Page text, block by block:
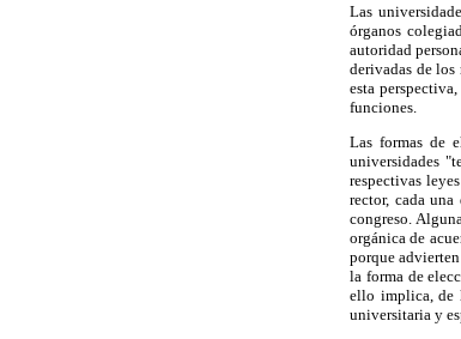
Las
órganos
autoridad
derivadas de
esta
funciones.
Las formas de
universidades
respectivas
rector, cada
congreso.
orgánica de
porque
la forma de
ello implica, de
universitaria y